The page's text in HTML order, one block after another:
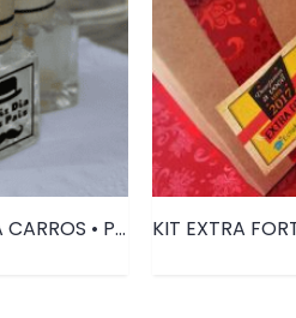
AROMATIZANTE PARA CARROS • PRD055 KIT EXTRA